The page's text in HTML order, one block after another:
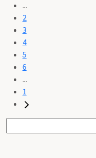
...
2
3
4
5
6
...
1